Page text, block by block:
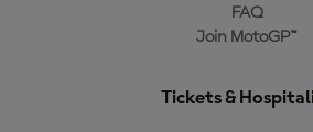
FAQ
Join MotoGP™
Tickets &